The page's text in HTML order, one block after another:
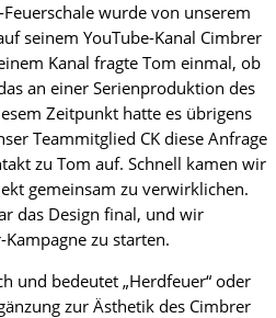
wurde von unserem
seinem YouTube-Kanal Cimbrer
Kanal fragte Tom einmal, ob
an einer Serienproduktion des
Zeitpunkt hatte es übrigens
Teammitglied CK diese Anfrage
zu Tom auf. Schnell kamen wir
gemeinsam zu verwirklichen.
das Design final, und wir
zu starten.
und bedeutet „Herdfeuer“ oder
zur Ästhetik des Cimbrer